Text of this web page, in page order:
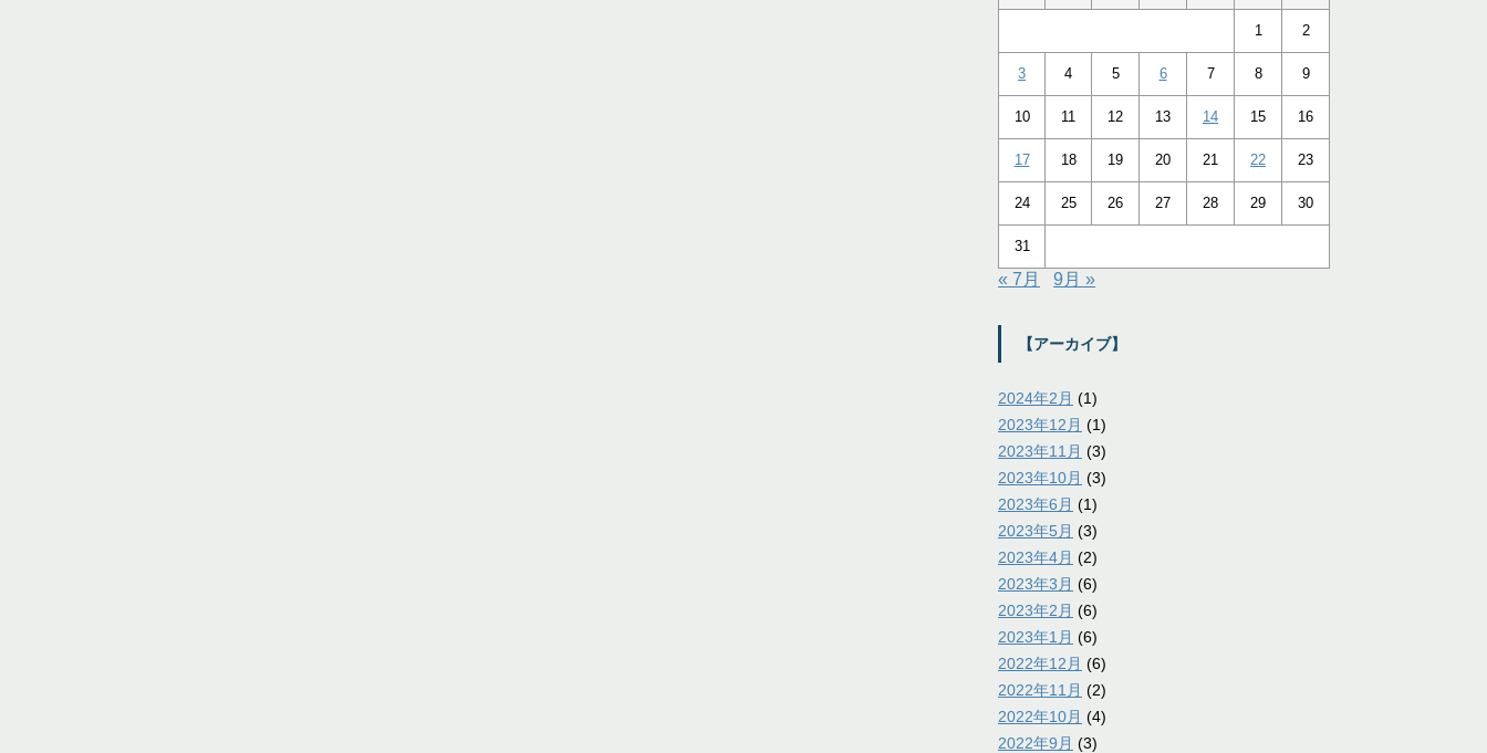
1 2
3 4 5 6 7 8 9
10 11 12 13 14 15 16
17 18 19 20 21 22 23
24 25 26 27 28 29 30
31
« 7月 9月 »
【アーカイブ】
2024年2月 (1)
2023年12月 (1)
2023年11月 (3)
2023年10月 (3)
2023年6月 (1)
2023年5月 (3)
2023年4月 (2)
2023年3月 (6)
2023年2月 (6)
2023年1月 (6)
2022年12月 (6)
2022年11月 (2)
2022年10月 (4)
2022年9月 (3)